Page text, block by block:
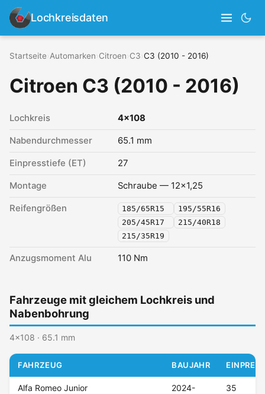
Lochkreisdaten
Startseite Automarken Citroen C3 C3 (2010 - 2016)
Citroen C3 (2010 - 2016)
Lochkreis 4x108
Nabendurchmesser 65.1 mm
Einpresstiefe (ET) 27
Montage Schraube — 12x1,25
Reifengrößen 185/65R15
195/55R16
205/45R17
215/40R18
215/35R19
Anzugsmoment Alu 110 Nm
Fahrzeuge mit gleichem Lochkreis und
Nabenbohrung
4x108 · 65.1 mm
FAHRZEUG BAUJAHR
Alfa Romeo Junior 2024- 35